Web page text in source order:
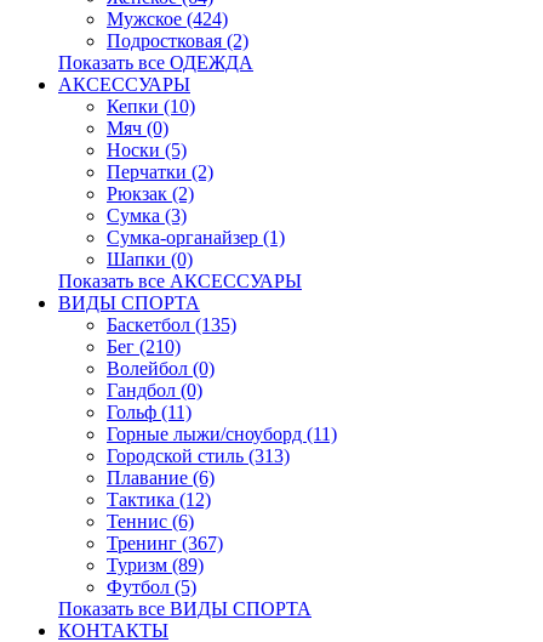
Мужское (424)
Подростковая (2)
Показать все ОДЕЖДА
АКСЕССУАРЫ
Кепки (10)
Мяч (0)
Носки (5)
Перчатки (2)
Рюкзак (2)
Сумка (3)
Сумка-органайзер (1)
Шапки (0)
Показать все АКСЕССУАРЫ
ВИДЫ СПОРТА
Баскетбол (135)
Бег (210)
Волейбол (0)
Гандбол (0)
Гольф (11)
Горные лыжи/сноуборд (11)
Городской стиль (313)
Плавание (6)
Тактика (12)
Теннис (6)
Тренинг (367)
Туризм (89)
Футбол (5)
Показать все ВИДЫ СПОРТА
КОНТАКТЫ